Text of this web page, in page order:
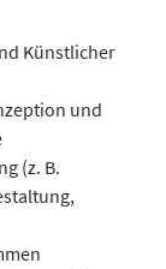
Künstlicher
und
(z. B.